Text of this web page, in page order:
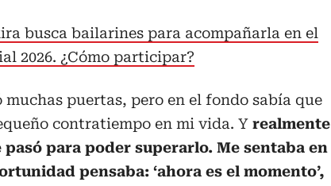
busca bailarines para acompañarla en el
2026. ¿Cómo participar?
muchas puertas, pero en el fondo sabía que
contratiempo en mi vida. Y realmente
para poder superarlo. Me sentaba en
pensaba: ‘ahora es el momento’,